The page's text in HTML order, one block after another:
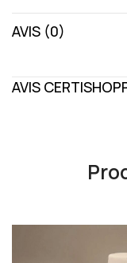
AVIS (0)
AVIS